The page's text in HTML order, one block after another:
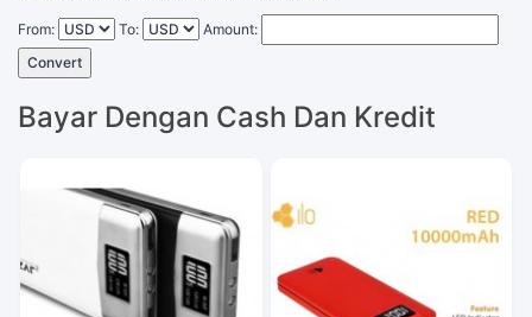
From: To:
Amount:
Convert
Bayar Dengan Cash Dan Kredit